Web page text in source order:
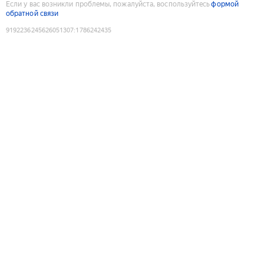
Если у вас возникли проблемы, пожалуйста, воспользуйтесьформой
обратной связи
9192236245626051307:1786242435